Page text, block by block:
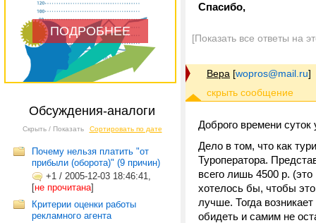
ПОДРОБНЕЕ
Обсуждения-аналоги
Скрыть / Показать Сортировать по дате
Почему нельзя платить "от
прибыли (оборота)" (9 причин)
+1 / 2005-12-03 18:46:41,
[не прочитана]
Критерии оценки работы
рекламного агента
Спасибо,
[Показать все ответы на
Вера [wopros@mail.ru]
Доброго времени
Дело в том, что как
Туроператора.
всего лишь 4500 р.
хотелось бы, чтобы это
лучше. Тогда
обидеть и самим не